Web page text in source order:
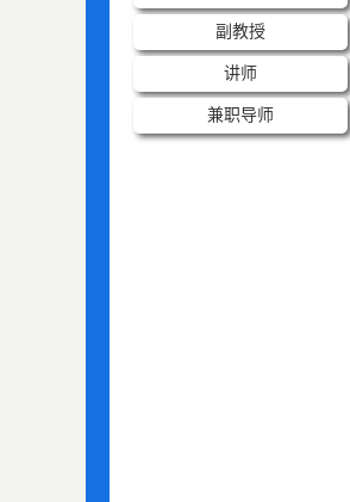
副教授
讲师
兼职导师